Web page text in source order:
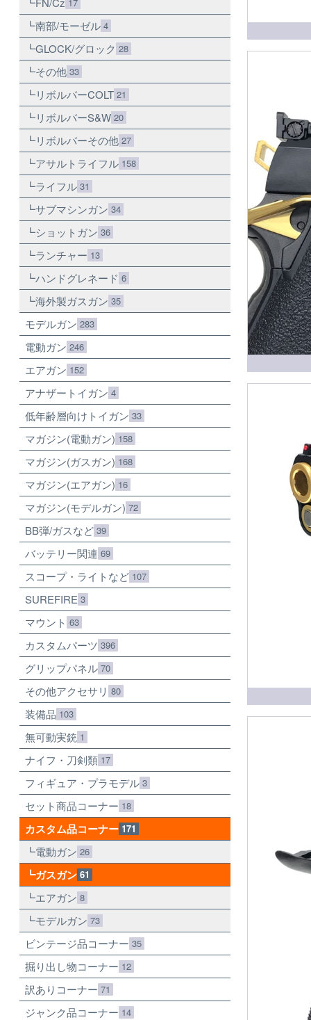
南部/モーゼル 4
GLOCK/グロック 28
その他 33
リボルバーCOLT 21
リボルバーS&W 20
リボルバーその他 27
アサルトライフル 158
ライフル 31
サブマシンガン 34
ショットガン 36
ランチャー 13
ハンドグレネード 6
海外製ガスガン 35
モデルガン 283
電動ガン 246
エアガン 152
アナザートイガン 4
低年齢層向けトイガン 33
マガジン(電動ガン) 158
マガジン(ガスガン) 168
マガジン(エアガン) 16
マガジン(モデルガン) 72
BB弾/ガスなど 39
バッテリー関連 69
スコープ・ライトなど 107
SUREFIRE 3
マウント 63
カスタムパーツ 396
グリップパネル 70
その他アクセサリ 80
装備品 103
無可動実銃 1
ナイフ・刀剣類 17
フィギュア・プラモデル 3
セット商品コーナー 18
カスタム品コーナー 171
電動ガン 26
ガスガン 61
エアガン 8
モデルガン 73
ビンテージ品コーナー 35
掘り出し物コーナー 12
訳ありコーナー 71
ジャンク品コーナー 14